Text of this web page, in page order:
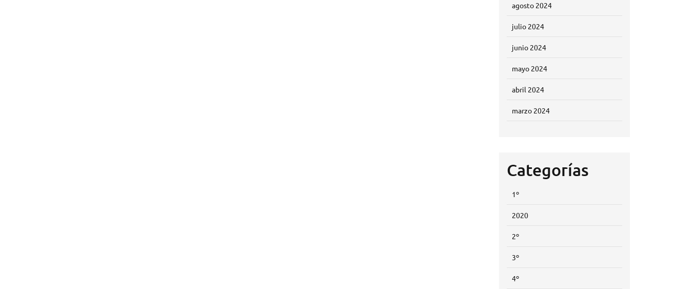
agosto 2024
julio 2024
junio 2024
mayo 2024
abril 2024
marzo 2024
Categorías
1º
2020
2º
3º
4º